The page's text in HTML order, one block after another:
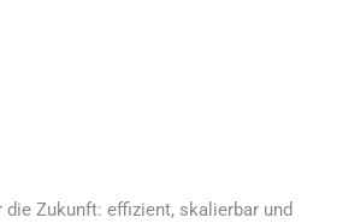
die Zukunft: effizient, skalierbar und